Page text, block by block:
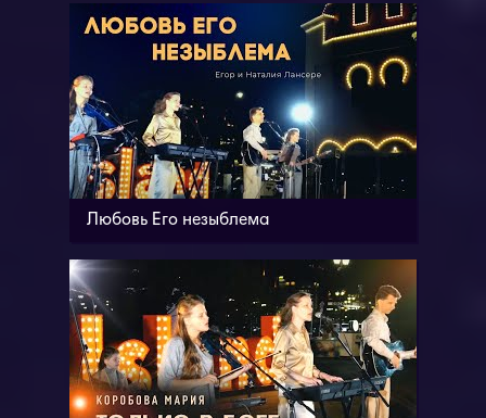
Любовь Его незыблема